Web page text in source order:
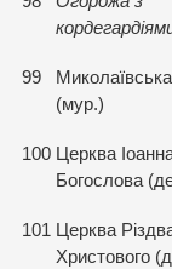
99
(мур.)
100 Церква
Богослова
101 Церква
Христового